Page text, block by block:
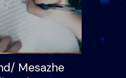
Mesazhe